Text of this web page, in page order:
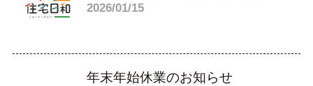
2026/01/15
年末年始休業のお知らせ